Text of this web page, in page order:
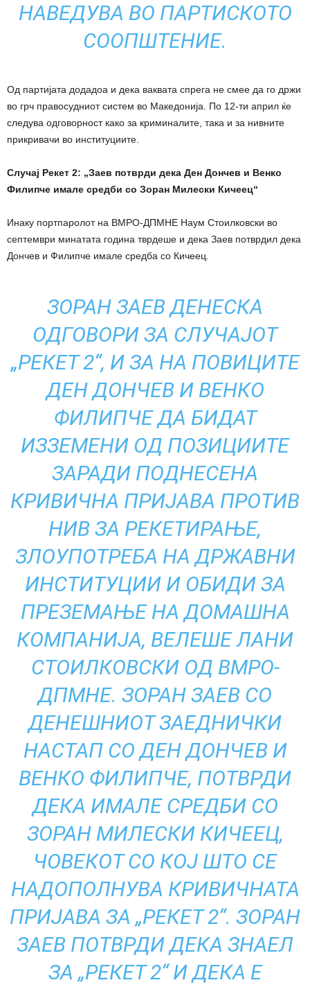
НАВЕДУВА ВО ПАРТИСКОТО
СООПШТЕНИЕ.
Од партијата додадоа и дека ваквата спрега не смее да го држи
во грч правосудниот систем во Македонија. По 12-ти април ќе
следува одговорност како за криминалите, така и за нивните
прикривачи во институциите.
Случај Рекет 2: „Заев потврди дека Ден Дончев и Венко
Филипче имале средби со Зоран Милески Кичеец“
Инаку портпаролот на ВМРО-ДПМНЕ Наум Стоилковски во
септември минатата година тврдеше и дека Заев потврдил дека
Дончев и Филипче имале средба со Кичеец.
ЗОРАН ЗАЕВ ДЕНЕСКА
ОДГОВОРИ ЗА СЛУЧАЈОТ
„РЕКЕТ 2“, И ЗА НА ПОВИЦИТЕ
ДЕН ДОНЧЕВ И ВЕНКО
ФИЛИПЧЕ ДА БИДАТ
ИЗЗЕМЕНИ ОД ПОЗИЦИИТЕ
ЗАРАДИ ПОДНЕСЕНА
КРИВИЧНА ПРИЈАВА ПРОТИВ
НИВ ЗА РЕКЕТИРАЊЕ,
ЗЛОУПОТРЕБА НА ДРЖАВНИ
ИНСТИТУЦИИ И ОБИДИ ЗА
ПРЕЗЕМАЊЕ НА ДОМАШНА
КОМПАНИЈА, ВЕЛЕШЕ ЛАНИ
СТОИЛКОВСКИ ОД ВМРО-
ДПМНЕ. ЗОРАН ЗАЕВ СО
ДЕНЕШНИОТ ЗАЕДНИЧКИ
НАСТАП СО ДЕН ДОНЧЕВ И
ВЕНКО ФИЛИПЧЕ, ПОТВРДИ
ДЕКА ИМАЛЕ СРЕДБИ СО
ЗОРАН МИЛЕСКИ КИЧЕЕЦ,
ЧОВЕКОТ СО КОЈ ШТО СЕ
НАДОПОЛНУВА КРИВИЧНАТА
ПРИЈАВА ЗА „РЕКЕТ 2“. ЗОРАН
ЗАЕВ ПОТВРДИ ДЕКА ЗНАЕЛ
ЗА „РЕКЕТ 2“ И ДЕКА Е